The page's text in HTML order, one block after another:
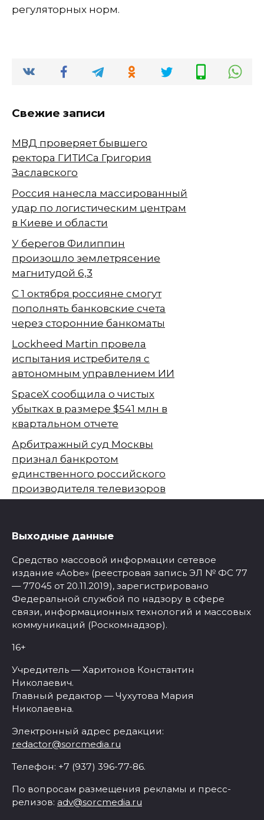
регуляторных норм.
Свежие записи
МВД проверяет бывшего
ректора ГИТИСа Григория
Заславского
Россия нанесла массированный
удар по логистическим центрам
в Киеве и области
У берегов Филиппин
произошло землетрясение
магнитудой 6,3
С 1 октября россияне смогут
пополнять банковские счета
через сторонние банкоматы
Lockheed Martin провела
испытания истребителя с
автономным управлением ИИ
SpaceX сообщила о чистых
убытках в размере $541 млн в
квартальном отчете
Арбитражный суд Москвы
признал банкротом
единственного российского
производителя телевизоров
Выходные данные
Средство массовой информации сетевое
издание «Aobe» (реестровая запись ЭЛ № ФС 77
— 77045 от 20.11.2019), зарегистрировано
Федеральной службой по надзору в сфере
связи, информационных технологий и массовых
коммуникаций (Роскомнадзор).
16+
Учредитель — Харитонов Константин
Николаевич.
Главный редактор — Чухутова Мария
Николаевна.
Электронный адрес редакции:
redactor@sorcmedia.ru
Телефон: +7 (937) 396-77-86.
По вопросам размещения рекламы и пресс-
релизов: adv@sorcmedia.ru